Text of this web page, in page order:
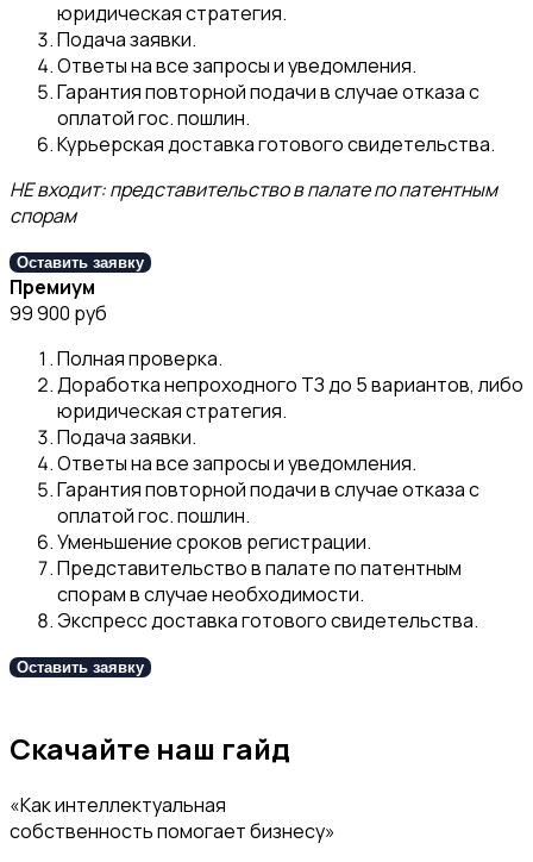
юридическая стратегия.
Подача заявки.
Ответы на все запросы и уведомления.
Гарантия повторной подачи в случае отказа с
оплатой гос. пошлин.
Курьерская доставка готового свидетельства.
НЕ входит: представительство в палате по патентным
спорам
Оставить заявку
Премиум
99 900 руб
Полная проверка.
Доработка непроходного ТЗ до 5 вариантов, либо
юридическая стратегия.
Подача заявки.
Ответы на все запросы и уведомления.
Гарантия повторной подачи в случае отказа с
оплатой гос. пошлин.
Уменьшение сроков регистрации.
Представительство в палате по патентным
спорам в случае необходимости.
Экспресс доставка готового свидетельства.
Оставить заявку
Скачайте наш гайд
«Как интеллектуальная
собственность помогает бизнесу»